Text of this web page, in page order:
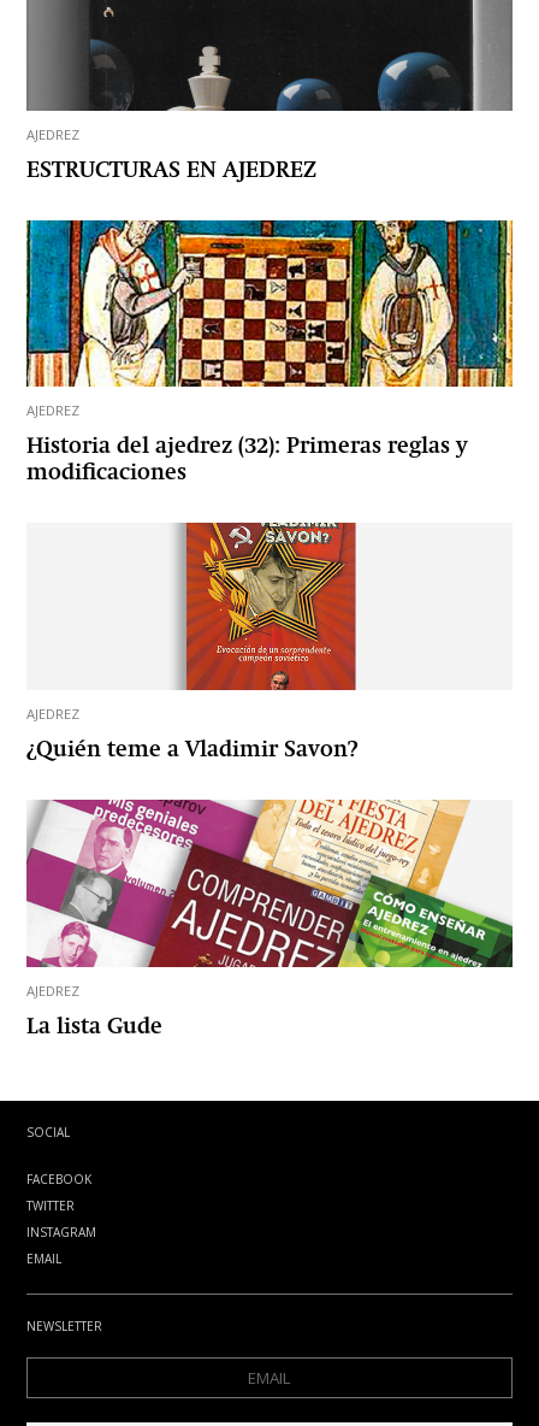
AJEDREZ
ESTRUCTURAS EN AJEDREZ
AJEDREZ
Historia del ajedrez (32): Primeras reglas y
modificaciones
AJEDREZ
¿Quién teme a Vladimir Savon?
AJEDREZ
La lista Gude
SOCIAL
FACEBOOK
TWITTER
INSTAGRAM
EMAIL
NEWSLETTER